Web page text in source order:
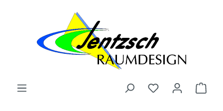
Zum Hauptinhalt springen